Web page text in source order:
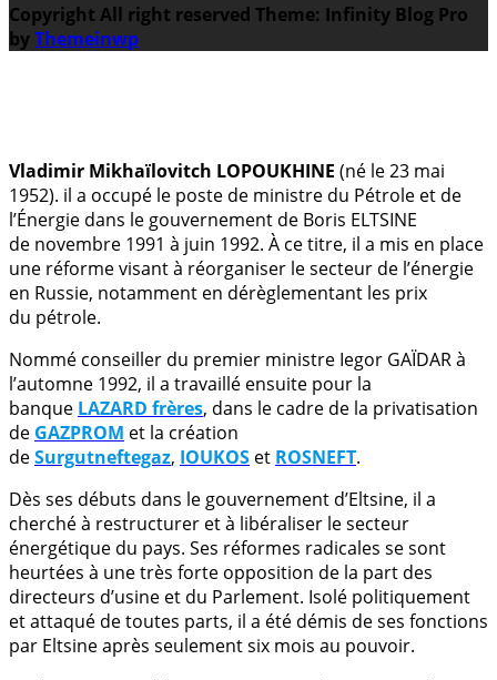
Copyright All right reserved Theme: Infinity Blog Pro
byThemeinwp
Vladimir Mikhaïlovitch LOPOUKHINE (né le 23 mai
1952). il a occupé le poste de ministre du Pétrole et de
l’Énergie dans le gouvernement de Boris ELTSINE
de novembre 1991 à juin 1992. À ce titre, il a mis en place
une réforme visant à réorganiser le secteur de l’énergie
en Russie, notamment en dérèglementant les prix
du pétrole.
Nommé conseiller du premier ministre Iegor GAÏDAR à
l’automne 1992, il a travaillé ensuite pour la
banque LAZARD frères, dans le cadre de la privatisation
de GAZPROM et la création
deSurgutneftegaz, IOUKOS et ROSNEFT.
Dès ses débuts dans le gouvernement d’Eltsine, il a
cherché à restructurer et à libéraliser le secteur
énergétique du pays. Ses réformes radicales se sont
heurtées à une très forte opposition de la part des
directeurs d’usine et du Parlement. Isolé politiquement
et attaqué de toutes parts, il a été démis de ses fonctions
par Eltsine après seulement six mois au pouvoir.